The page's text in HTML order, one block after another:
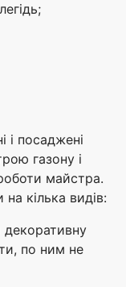
і посаджені
газону і
майстра.
кілька видів:
декоративну
по ним не